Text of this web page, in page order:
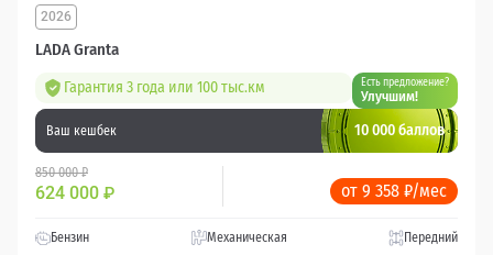
LADA Granta
2026
Гарантия 3 года или 100 тыс.км Есть предложение?
Улучшим!
Ваш кешбек 10 000 баллов
850 000 ₽
624 000 ₽ от 9 358 ₽/мес
Бензин Механическая Передний